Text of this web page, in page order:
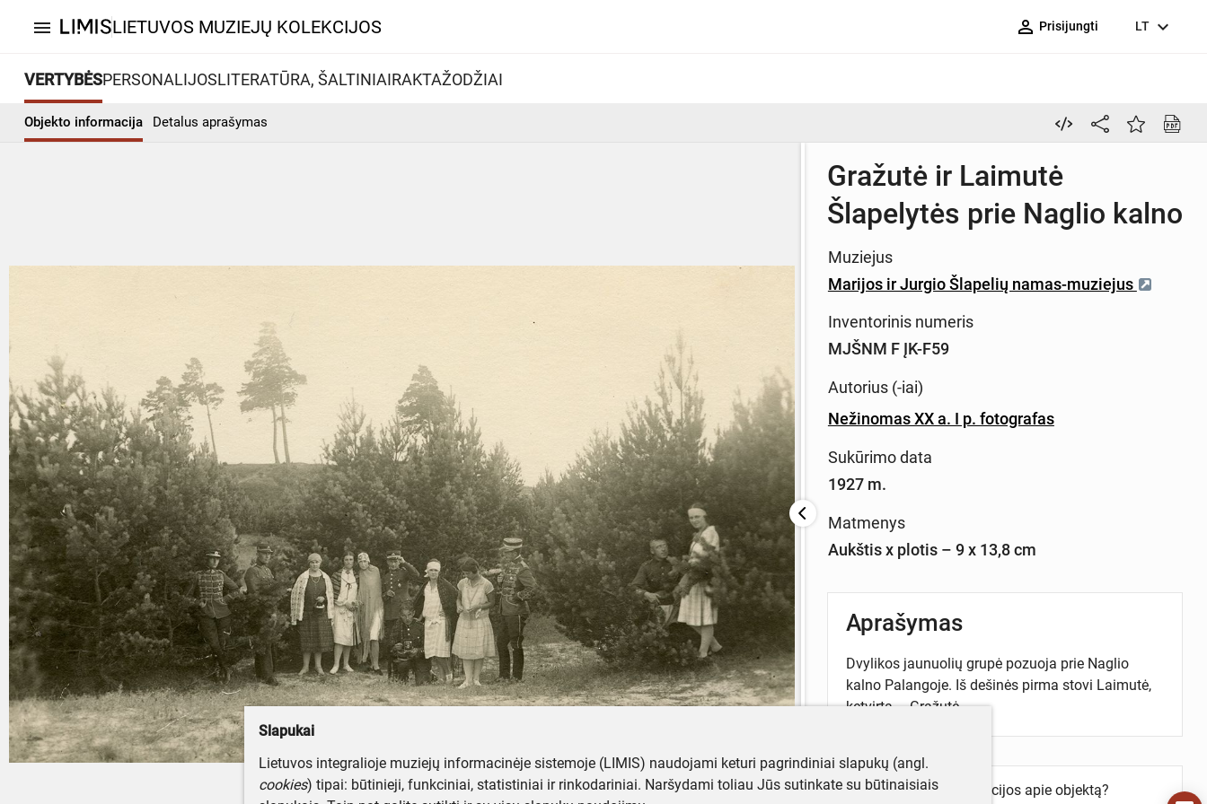
menu LIETUVOS MUZIEJŲ KOLEKCIJOS person_outline Prisijungti LT expand_more
VERTYBĖSPERSONALIJOSLITERATŪRA, ŠALTINIAIRAKTAŽODŽIAI
Objekto informacija Detalus aprašymas
Gražutė ir Laimutė
Šlapelytės prie Naglio kalno
Muziejus
Marijos ir Jurgio Šlapelių namas-muziejus
Inventorinis numeris
MJŠNM F ĮK-F59
Autorius (-iai)
Nežinomas XX a. I p. fotografas
Sukūrimo data
1927 m.
Matmenys
Aukštis x plotis – 9 x 13,8 cm
Aprašymas
Dvylikos jaunuolių grupė pozuoja prie Naglio
kalno Palangoje. Iš dešinės pirma stovi Laimutė,
ketvirta – Gražutė.
Turite daugiau informacijos apie objektą?
Slapukai
Lietuvos integralioje muziejų informacinėje sistemoje (LIMIS) naudojami keturi pagrindiniai slapukų (angl.
cookies) tipai: būtinieji, funkciniai, statistiniai ir rinkodariniai. Naršydami toliau Jūs sutinkate su būtinaisiais